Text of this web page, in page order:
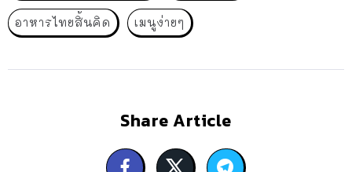
อาหารไทยสิ้นคิด เมนูง่ายๆ
Share Article